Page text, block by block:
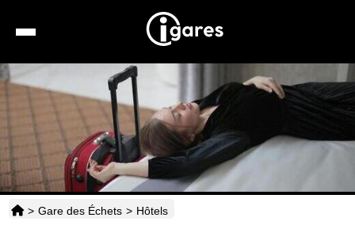
Location de voiture
Hôtels
Taxis
> Gare des Échets > Hôtels